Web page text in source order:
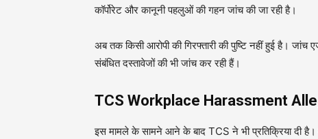
कॉर्पोरेट और कानूनी पहलुओं की गहन जांच की जा रही है।
अब तक किसी आरोपी की गिरफ्तारी की पुष्टि नहीं हुई है।
संबंधित दस्तावेजों की भी जांच कर रही हैं।
TCS Workplace Harassment
इस मामले के सामने आने के बाद TCS ने भी प्रतिक्रिया दी है।